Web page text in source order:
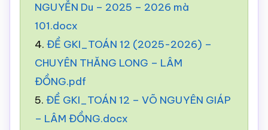
NGUYỄN Du – 2025 – 2026 mà
101.docx
4. ĐỀ GKI_TOÁN 12 (2025-2026) –
CHUYÊN THĂNG LONG – LÂM
ĐỒNG.pdf
5. ĐỀ GKI_TOÁN 12 – VÕ NGUYÊN GIÁP
– LÂM ĐỒNG.docx